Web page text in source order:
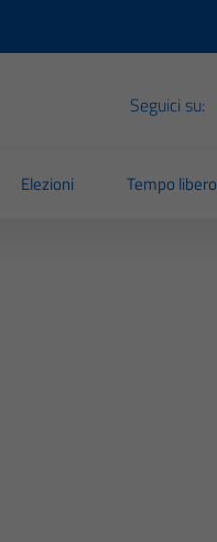
Seguici su:
Elezioni Tempo libero